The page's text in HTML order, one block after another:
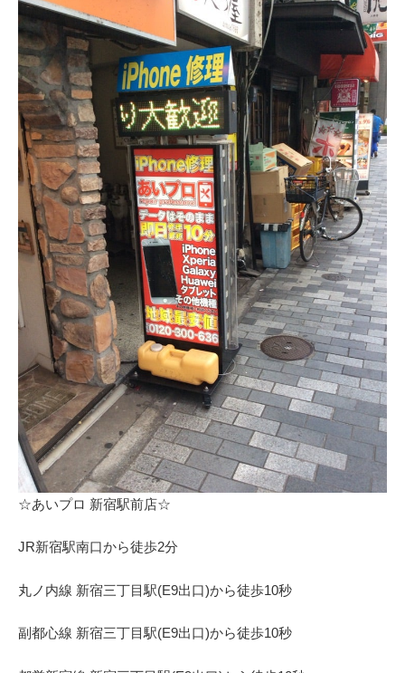
☆あいプロ 新宿駅前店☆
JR新宿駅南口から徒歩2分
丸ノ内線 新宿三丁目駅(E9出口)から徒歩10秒
副都心線 新宿三丁目駅(E9出口)から徒歩10秒